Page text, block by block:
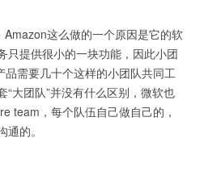
这么做的一个原因是它的软
只提供很小的一块功能，因此小团
品需要几十个这样的小团队共同工
大团队”并没有什么区别，微软也
team，每个队伍自己做自己的，
的。